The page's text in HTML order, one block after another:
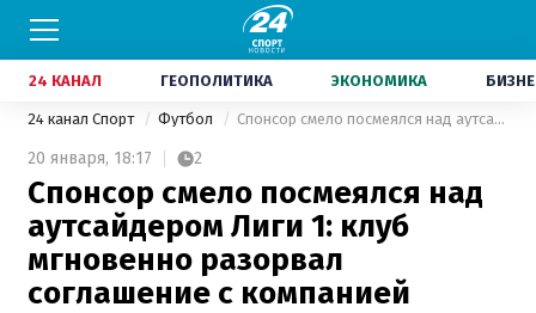
24 КАНАЛ ГЕОПОЛИТИКА ЭКОНОМИКА
24 канал Спорт Футбол Спонсор смело посмеялся над аутсайдером Лиги 1: клуб мгновенно разорвал соглашение с компанией
20 января, 18:17 2
Спонсор смело посмеялся над
аутсайдером Лиги 1: клуб
мгновенно разорвал
соглашение с компанией